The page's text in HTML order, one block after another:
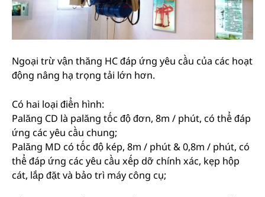
Ngoại trừ vận thăng HC đáp ứng yêu cầu của các hoạt
động nâng hạ trọng tải lớn hơn.
Có hai loại điển hình:
Palăng CD là palăng tốc độ đơn, 8m / phút, có thể đáp
ứng các yêu cầu chung;
Palăng MD có tốc độ kép, 8m / phút & 0,8m / phút, có
thể đáp ứng các yêu cầu xếp dỡ chính xác, kẹp hộp
cát, lắp đặt và bảo trì máy công cụ;